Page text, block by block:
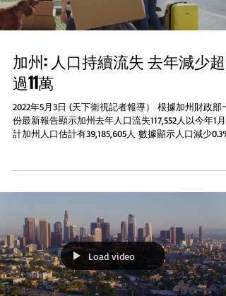
加州: 人口持續流失 去年減少超
過11萬
2022年5月3日 (天下衛視記者報導） 根據加州財政部一
份最新報告顯示加州去年人口流失117,552人以今年1月
計加州人口估計有39,185,605人 數據顯示人口減少0.3%
Load video